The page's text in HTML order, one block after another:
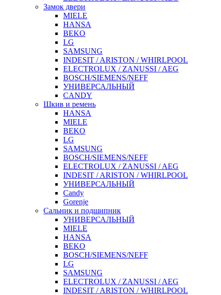
Замок двери
MIELE
HANSA
BEKO
LG
SAMSUNG
INDESIT / ARISTON / WHIRLPOOL
ELECTROLUX / ZANUSSI / AEG
BOSCH/SIEMENS/NEFF
УНИВЕРСАЛЬНЫЙ
CANDY
Шкив и ремень
HANSA
MIELE
BEKO
LG
SAMSUNG
BOSCH/SIEMENS/NEFF
ELECTROLUX / ZANUSSI / AEG
INDESIT / ARISTON / WHIRLPOOL
УНИВЕРСАЛЬНЫЙ
Candy
Gorenje
Сальник и подшипник
УНИВЕРСАЛЬНЫЙ
MIELE
HANSA
BEKO
BOSCH/SIEMENS/NEFF
LG
SAMSUNG
ELECTROLUX / ZANUSSI / AEG
INDESIT / ARISTON / WHIRLPOOL